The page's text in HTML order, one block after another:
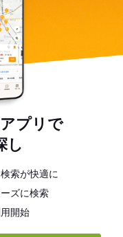
プリで
し
索が快適に
ズに検索
開始